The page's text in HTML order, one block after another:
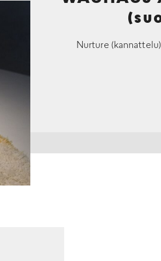
Nurture